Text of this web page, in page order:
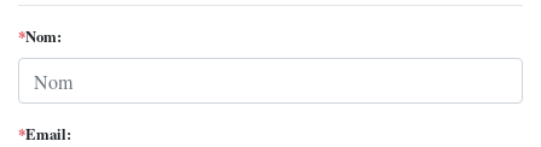
*Nom:
*Email: